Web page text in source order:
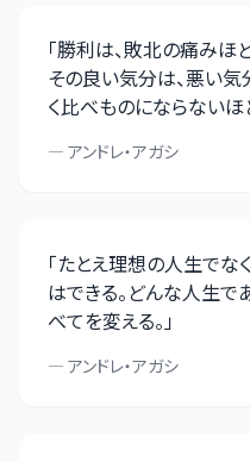
「勝利は、敗北の痛みほ
その良い気分は、悪い気
く比べものにならないほ
— アンドレ・アガシ
「たとえ理想の人生でな
はできる。どんな人生で
べてを変える。」
— アンドレ・アガシ